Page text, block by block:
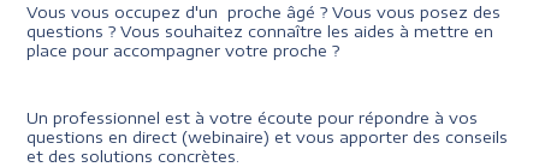
Vous vous occupez d'un proche âgé ? Vous vous posez des
questions ? Vous souhaitez connaître les aides à mettre en
place pour accompagner votre proche ?
Un professionnel est à votre écoute pour répondre à vos
questions en direct (webinaire) et vous apporter des conseils
et des solutions concrètes.